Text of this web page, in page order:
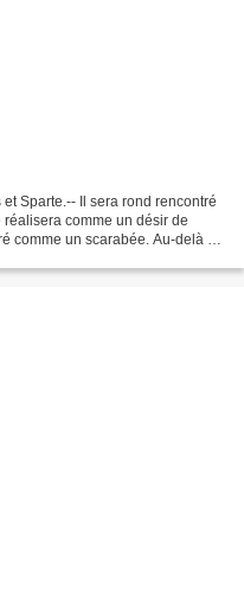
Sparte.-- Il sera rond rencontré
comme un désir de
comme un scarabée. Au-delà de